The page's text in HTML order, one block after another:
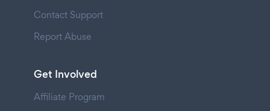
Contact Support
Report Abuse
Get Involved
Affiliate Program